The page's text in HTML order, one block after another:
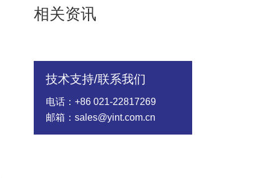
相关资讯
技术支持/联系我们
电话：+86 021-22817269
邮箱：sales@yint.com.cn